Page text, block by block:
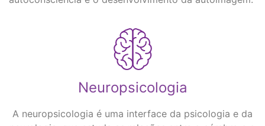
Neuropsicologia
A neuropsicologia é uma interface da psicologia e da